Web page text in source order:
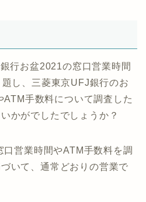
行お盆2021の窓口営業時間
し、三菱東京UFJ銀行のお
手数料について調査した
かがでしたでしょうか？
営業時間やATM手数料を調
いて、通常どおりの営業で